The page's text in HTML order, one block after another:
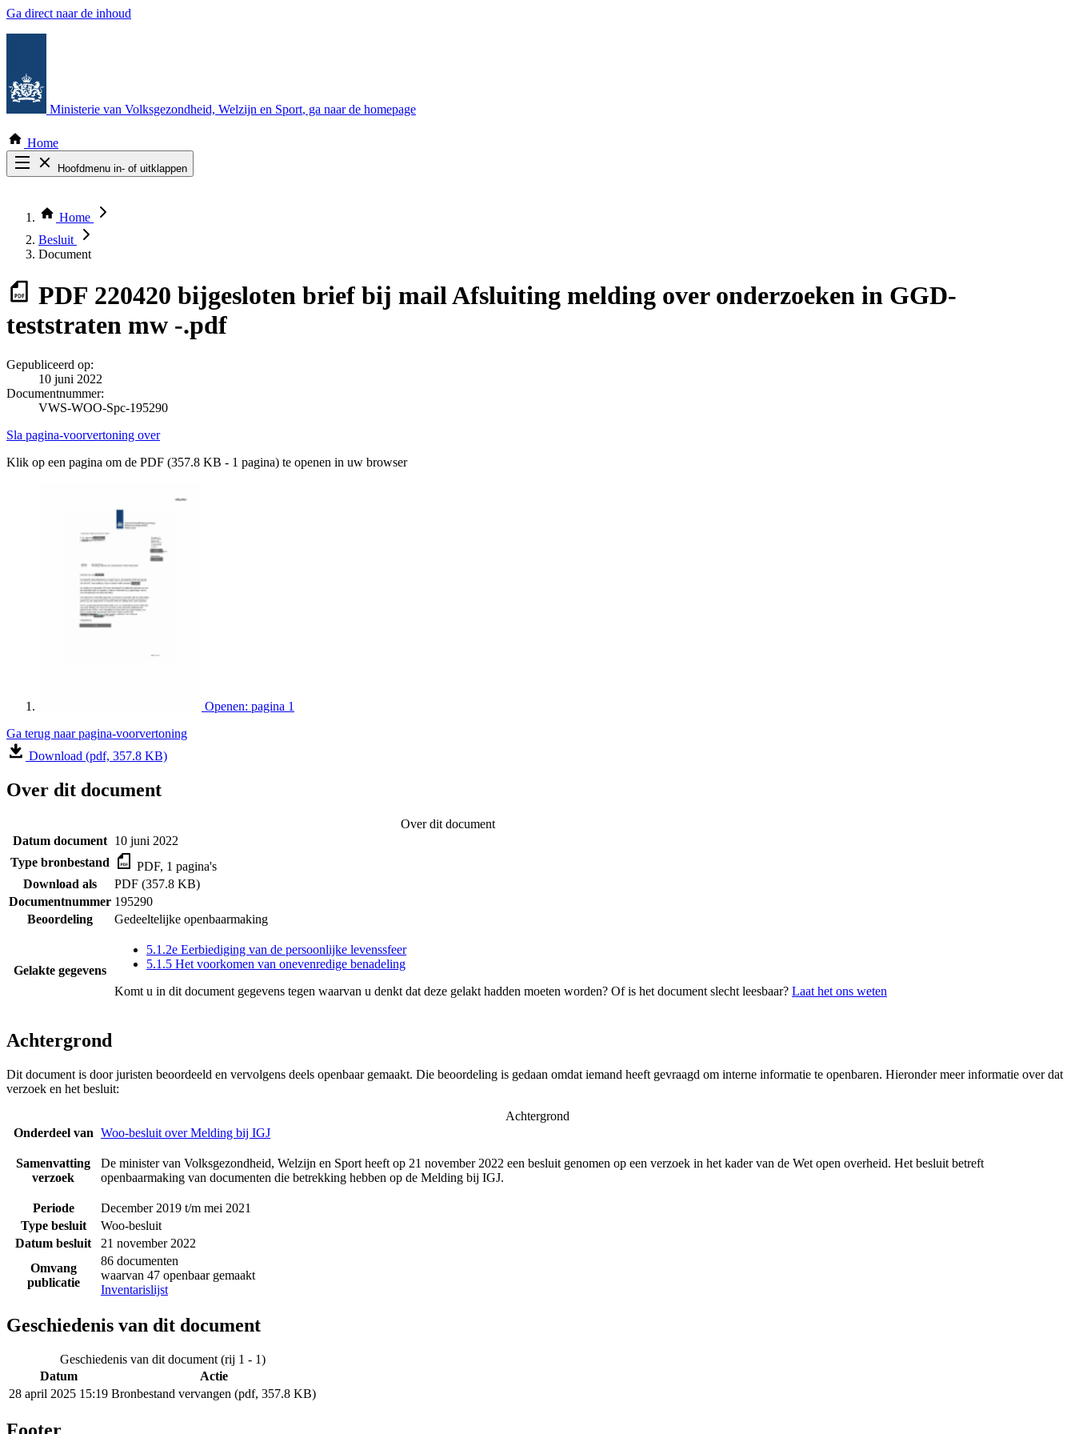
Ga direct naar de inhoud
Ministerie van Volksgezondheid, Welzijn en Sport, ga naar de homepage
Home
Hoofdmenu in- of uitklappen
Thema COVID-19
Bekijk per bestuursorgaan
Home
Besluit
Document
PDF 220420 bijgesloten brief bij mail Afsluiting melding over onderzoeken in GGD-
teststraten mw -.pdf
Gepubliceerd op:
10 juni 2022
Documentnummer:
VWS-WOO-Spc-195290
Sla pagina-voorvertoning over
Klik op een pagina om de PDF (357.8 KB - 1 pagina) te openen in uw browser
Openen: pagina 1
Ga terug naar pagina-voorvertoning
Download (pdf, 357.8 KB)
Over dit document
Over dit document
Datum document 10 juni 2022
Type bronbestand
PDF, 1 pagina's
Download als
PDF (357.8 KB)
Documentnummer 195290
Beoordeling
Gedeeltelijke openbaarmaking
Gelakte gegevens
5.1.2e Eerbiediging van de persoonlijke levenssfeer
5.1.5 Het voorkomen van onevenredige benadeling
Komt u in dit document gegevens tegen waarvan u denkt dat deze gelakt hadden moeten worden? Of is het document slecht leesbaar? Laat het ons weten
Achtergrond
Dit document is door juristen beoordeeld en vervolgens deels openbaar gemaakt. Die beoordeling is gedaan omdat iemand heeft gevraagd om interne informatie te openbaren. Hieronder meer informatie over dat
verzoek en het besluit:
Achtergrond
Onderdeel van Woo-besluit over Melding bij IGJ
Samenvatting
verzoek
De minister van Volksgezondheid, Welzijn en Sport heeft op 21 november 2022 een besluit genomen op een verzoek in het kader van de Wet open overheid. Het besluit betreft
openbaarmaking van documenten die betrekking hebben op de Melding bij IGJ.
Periode
December 2019 t/m mei 2021
Type besluit
Woo-besluit
Datum besluit
21 november 2022
Omvang
publicatie
86 documenten
waarvan 47 openbaar gemaakt
Inventarislijst
Geschiedenis van dit document
Geschiedenis van dit document (rij 1 - 1)
Datum
Actie
28 april 2025 15:19 Bronbestand vervangen (pdf, 357.8 KB)